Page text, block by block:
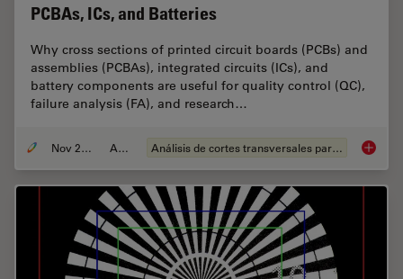
PCBAs, ICs, and Batteries
Why cross sections of printed circuit boards (PCBs) and
assemblies (PCBAs), integrated circuits (ICs), and
battery components are useful for quality control (QC),
failure analysis (FA), and research…
Nov 27, 2023 Article Análisis de cortes transversales para la microelectrónica Quality